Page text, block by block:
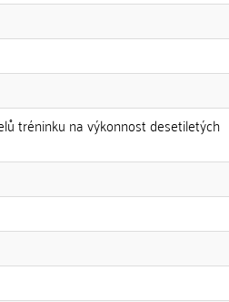
tréninku na výkonnost desetiletých